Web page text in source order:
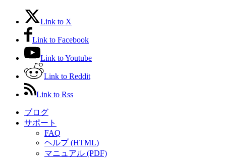
Link to X
Link to Facebook
Link to Youtube
Link to Reddit
Link to Rss
ブログ
サポート
FAQ
ヘルプ (HTML)
マニュアル (PDF)